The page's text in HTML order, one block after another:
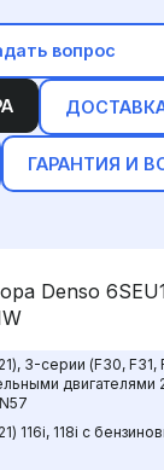
ГАРАНТИЯ И
Denso
3-cерии (F30,
двигателями
116i, 118i с
вопрос